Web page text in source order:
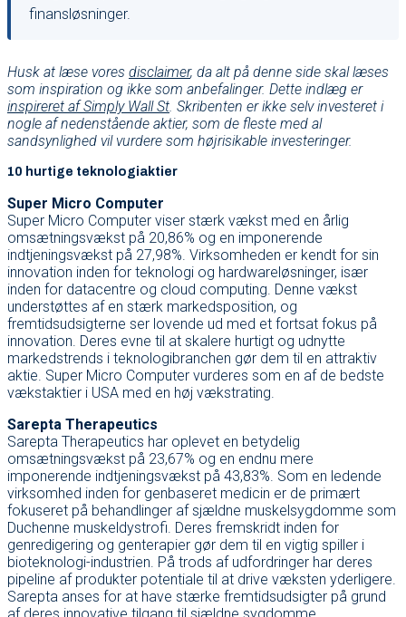
finansløsninger.
Husk at læse vores disclaimer, da alt på denne side skal læses
som inspiration og ikke som anbefalinger. Dette indlæg er
inspireret af Simply Wall St. Skribenten er ikke selv investeret i
nogle af nedenstående aktier, som de fleste med al
sandsynlighed vil vurdere som højrisikable investeringer.
10 hurtige teknologiaktier
Super Micro Computer
Super Micro Computer viser stærk vækst med en årlig
omsætningsvækst på 20,86% og en imponerende
indtjeningsvækst på 27,98%. Virksomheden er kendt for sin
innovation inden for teknologi og hardwareløsninger, især
inden for datacentre og cloud computing. Denne vækst
understøttes af en stærk markedsposition, og
fremtidsudsigterne ser lovende ud med et fortsat fokus på
innovation. Deres evne til at skalere hurtigt og udnytte
markedstrends i teknologibranchen gør dem til en attraktiv
aktie. Super Micro Computer vurderes som en af de bedste
vækstaktier i USA med en høj vækstrating.
Sarepta Therapeutics
Sarepta Therapeutics har oplevet en betydelig
omsætningsvækst på 23,67% og en endnu mere
imponerende indtjeningsvækst på 43,83%. Som en ledende
virksomhed inden for genbaseret medicin er de primært
fokuseret på behandlinger af sjældne muskelsygdomme som
Duchenne muskeldystrofi. Deres fremskridt inden for
genredigering og genterapier gør dem til en vigtig spiller i
bioteknologi-industrien. På trods af udfordringer har deres
pipeline af produkter potentiale til at drive væksten yderligere.
Sarepta anses for at have stærke fremtidsudsigter på grund